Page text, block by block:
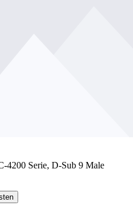
4200 Serie, D-Sub 9 Male